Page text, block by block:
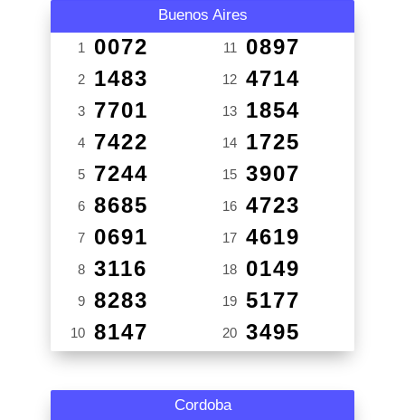
Buenos Aires
1 0072
2 1483
3 7701
4 7422
5 7244
6 8685
7 0691
8 3116
9 8283
10 8147
11 0897
12 4714
13 1854
14 1725
15 3907
16 4723
17 4619
18 0149
19 5177
20 3495
Cordoba